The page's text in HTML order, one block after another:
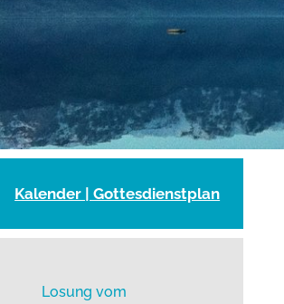
Kalender | Gottesdienstplan(current)
Losung vom